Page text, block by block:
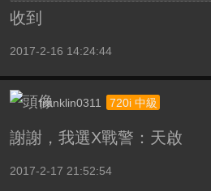
收到
2017-2-16 14:24:44
franklin0311 720i 中級
謝謝，我選X戰警：天啟
2017-2-17 21:52:54